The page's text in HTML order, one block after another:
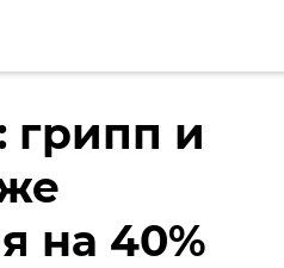
грипп и
на 40%